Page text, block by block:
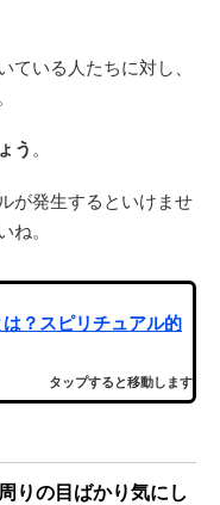
いる人たちに対し、
う 。
が発生するといけませ
。
？スピリチュアル的
タップすると移動します
りの目ばかり気にし